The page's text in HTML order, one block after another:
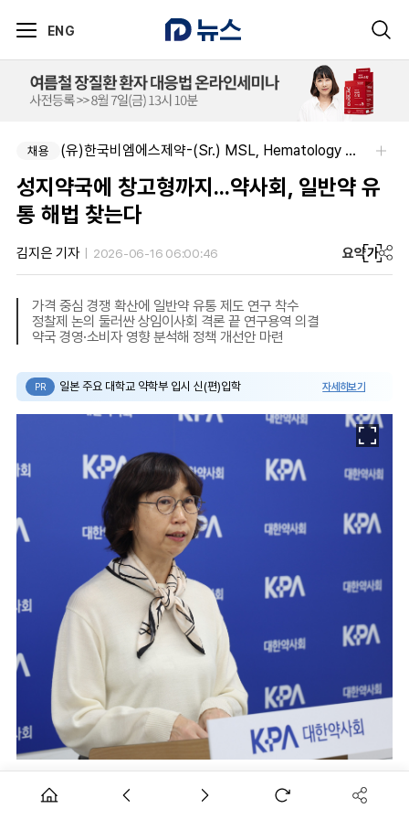
ENG
채용 (유)한국비엠에스제약-(Sr.) MSL, Hematology (Permanent)
성지약국에 창고형까지...약사회, 일반약 유
통 해법 찾는다
김지은 기자 2026-06-16 06:00:46 요약가
가격 중심 경쟁 확산에 일반약 유통 제도 연구 착수
정찰제 논의 둘러싼 상임이사회 격론 끝 연구용역 의결
약국 경영·소비자 영향 분석해 정책 개선안 마련
PR 일본 주요 대학교 약학부 입시 신(편)입학 자세히보기
노수진 대한약사회 총무·홍보이사